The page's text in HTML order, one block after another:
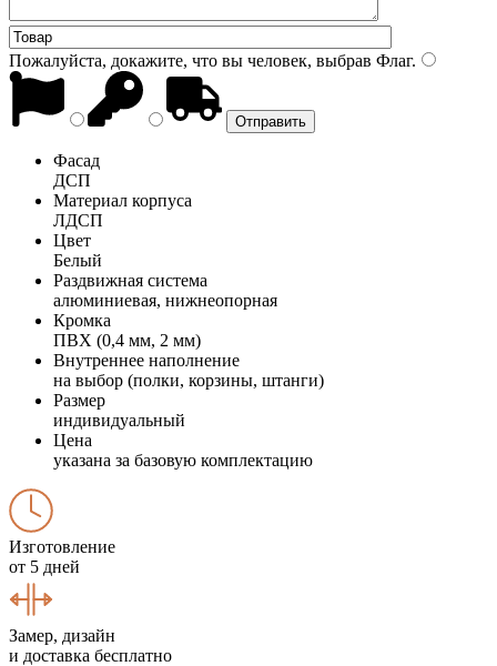
Пожалуйста, докажите, что вы человек, выбрав Флаг.
Фасад
ДСП
Материал корпуса
ЛДСП
Цвет
Белый
Раздвижная система
алюминиевая, нижнеопорная
Кромка
ПВХ (0,4 мм, 2 мм)
Внутреннее наполнение
на выбор (полки, корзины, штанги)
Размер
индивидуальный
Цена
указана за базовую комплектацию
Изготовление
от 5 дней
Замер, дизайн
и доставка бесплатно